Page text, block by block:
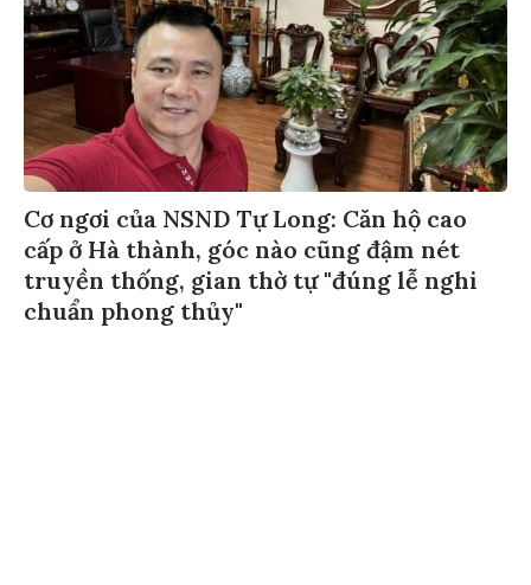
Cơ ngơi của NSND Tự Long: Căn hộ cao
cấp ở Hà thành, góc nào cũng đậm nét
truyền thống, gian thờ tự "đúng lễ nghi
chuẩn phong thủy"